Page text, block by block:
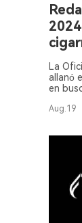
La
allanó
en
Aug.19